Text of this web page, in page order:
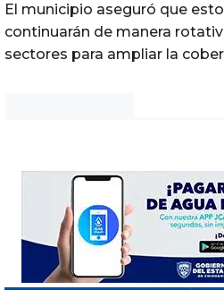
El municipio aseguró que
continuarán de manera
sectores para ampliar la